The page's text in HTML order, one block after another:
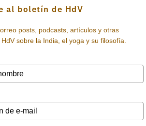
al boletín de HdV
posts, podcasts, artículos y otras
sobre la India, el yoga y su filosofía.